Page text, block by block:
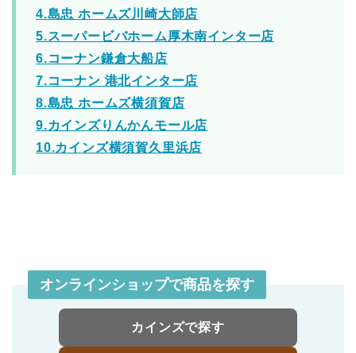
4.島忠 ホームズ川崎大師店
5.スーパービバホーム厚木南インター店
6.コーナン鎌倉大船店
7.コーナン 港北インター店
8.島忠 ホームズ横須賀店
9.カインズりんかんモール店
10.カインズ横須賀久里浜店
オンラインショップで商品を探す
カインズで探す